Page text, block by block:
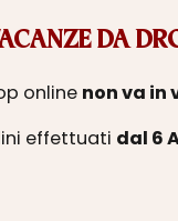
DA
online non va in
effettuati dal 6